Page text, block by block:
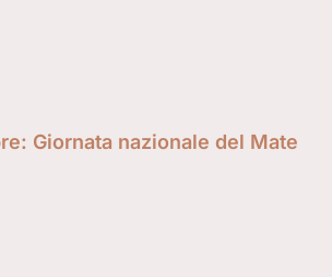
Giornata nazionale del Mate